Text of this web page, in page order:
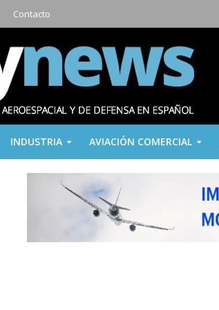
Contacto
INDUSTRIA AVIACIÓN COMERCIAL